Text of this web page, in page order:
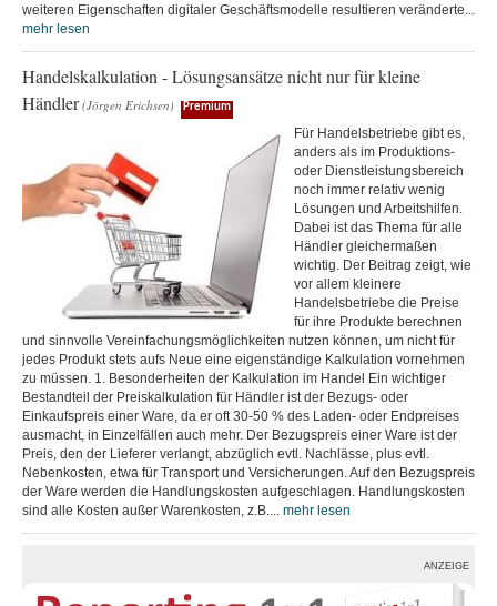
weiteren Eigenschaften digitaler Geschäftsmodelle resultieren veränderte...
mehr lesen
Handelskalkulation - Lösungsansätze nicht nur für kleine
Händler (Jörgen Erichsen) Premium
Für Handelsbetriebe gibt es,
anders als im Produktions-
oder Dienstleistungsbereich
noch immer relativ wenig
Lösungen und Arbeitshilfen.
Dabei ist das Thema für alle
Händler gleichermaßen
wichtig. Der Beitrag zeigt, wie
vor allem kleinere
Handelsbetriebe die Preise
für ihre Produkte berechnen
und sinnvolle Vereinfachungsmöglichkeiten nutzen können, um nicht für
jedes Produkt stets aufs Neue eine eigenständige Kalkulation vornehmen
zu müssen. 1. Besonderheiten der Kalkulation im Handel Ein wichtiger
Bestandteil der Preiskalkulation für Händler ist der Bezugs- oder
Einkaufspreis einer Ware, da er oft 30-50 % des Laden- oder Endpreises
ausmacht, in Einzelfällen auch mehr. Der Bezugspreis einer Ware ist der
Preis, den der Lieferer verlangt, abzüglich evtl. Nachlässe, plus evtl.
Nebenkosten, etwa für Transport und Versicherungen. Auf den Bezugspreis
der Ware werden die Handlungskosten aufgeschlagen. Handlungskosten
sind alle Kosten außer Warenkosten, z.B.... mehr lesen
ANZEIGE